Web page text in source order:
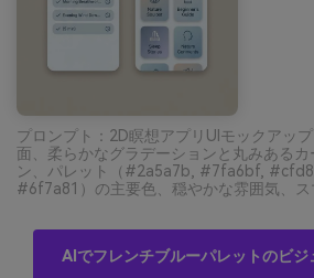
プロンプト：2D瞑想アプリUIモックアッ
面、柔らかなグラデーションと丸みあるカ
ン、パレット（#2a5a7b, #7fa6bf,
#6f7a81）の主要色、穏やかな雰囲気、
AIでフレンチブルーパレットのビジ